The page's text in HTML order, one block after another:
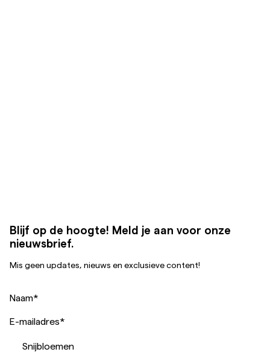
Blijf op de hoogte! Meld je aan voor onze
nieuwsbrief.
Mis geen updates, nieuws en exclusieve content!
Naam*
E-mailadres*
Snijbloemen